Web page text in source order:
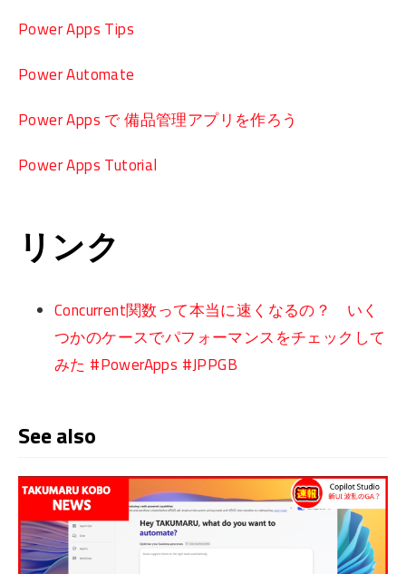
Power Apps Tips
Power Automate
Power Apps で 備品管理アプリを作ろう
Power Apps Tutorial
リンク
Concurrent関数って本当に速くなるの？ いく
つかのケースでパフォーマンスをチェックして
みた #PowerApps #JPPGB
See also